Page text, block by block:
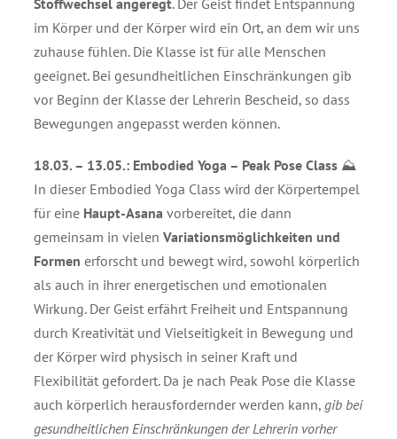
Stoffwechsel angeregt. Der Geist findet Entspannung
im Körper und der Körper wird ein Ort, an dem wir uns
zuhause fühlen. Die Klasse ist für alle Menschen
geeignet. Bei gesundheitlichen Einschränkungen gib
vor Beginn der Klasse der Lehrerin Bescheid, so dass
Bewegungen angepasst werden können.
18.03. – 13.05.: Embodied Yoga – Peak Pose Class ⛰️
In dieser Embodied Yoga Class wird der Körpertempel
für eine Haupt-Asanavorbereitet, die dann
gemeinsam in vielen Variationsmöglichkeiten und
Formen erforscht und bewegt wird, sowohl körperlich
als auch in ihrer energetischen und emotionalen
Wirkung. Der Geist erfährt Freiheit und Entspannung
durch Kreativität und Vielseitigkeit in Bewegung und
der Körper wird physisch in seiner Kraft und
Flexibilität gefordert. Da je nach Peak Pose die Klasse
auch körperlich herausfordernder werden kann, gib bei
gesundheitlichen Einschränkungen der Lehrerin vorher